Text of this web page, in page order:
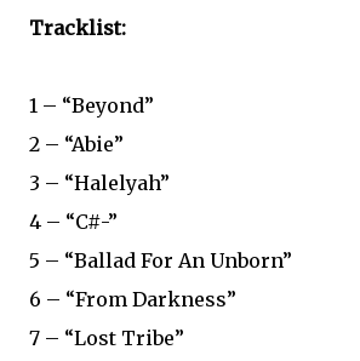
Tracklist:
1 – “Beyond”
2 – “Abie”
3 – “Halelyah”
4 – “C#-”
5 – “Ballad For An Unborn”
6 – “From Darkness”
7 – “Lost Tribe”